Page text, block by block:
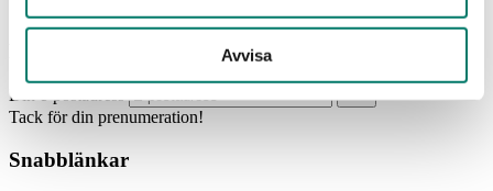
Avvisa
Din e-postadress
Tack för din prenumeration!
Snabblänkar